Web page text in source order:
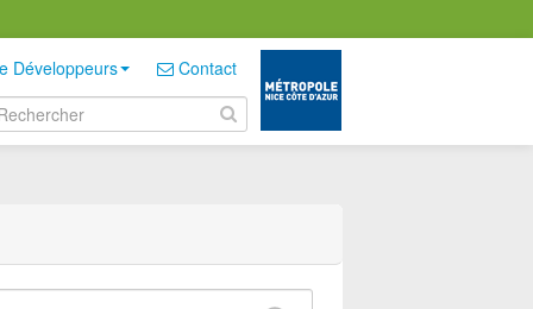
Développeurs Contact